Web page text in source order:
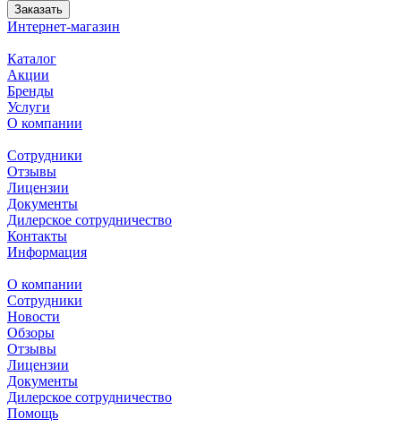
Заказать
Интернет-магазин
Каталог
Акции
Бренды
Услуги
О компании
Сотрудники
Отзывы
Лицензии
Документы
Дилерское сотрудничество
Контакты
Информация
О компании
Сотрудники
Новости
Обзоры
Отзывы
Лицензии
Документы
Дилерское сотрудничество
Помощь